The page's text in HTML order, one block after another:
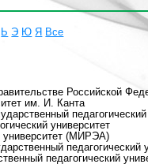
Ь Э Ю Я Все
Российской
им. И. Канта
педагогический
университет
университет (МИРЭА)
педагогический
педагогический